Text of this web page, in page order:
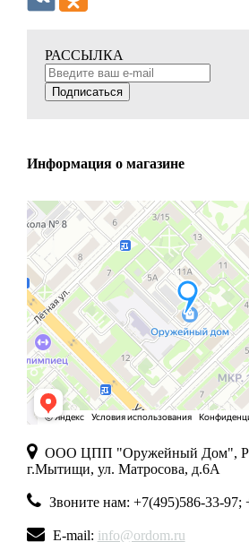
РАССЫЛКА
Подписаться
Информация о магазине
ООО ЦПП "Оружейный Дом",
г.Мытищи, ул. Матросова, д.6А
Звоните нам: +7(495)586-33-97;
E-mail: info@ordom.ru